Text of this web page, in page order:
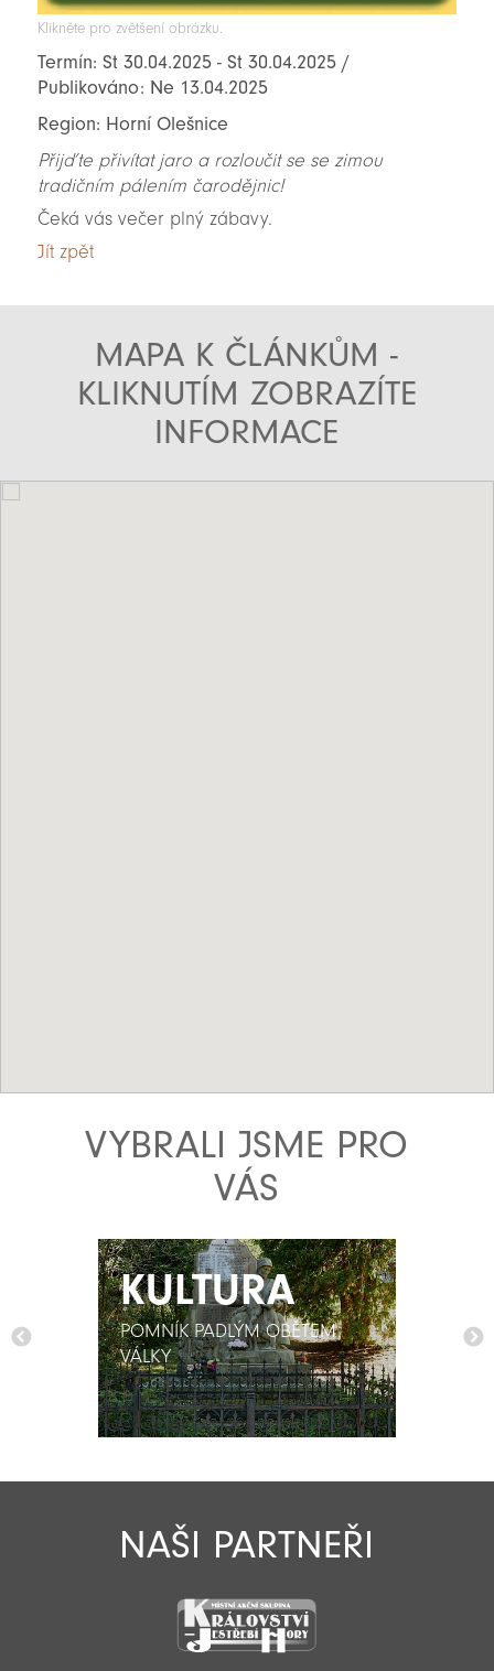
Klikněte pro zvětšení obrázku.
Termín: St 30.04.2025 - St 30.04.2025 /
Publikováno: Ne 13.04.2025
Region: Horní Olešnice
Přijďte přivítat jaro a rozloučit se se zimou
tradičním pálením čarodějnic!
Čeká vás večer plný zábavy.
Jít zpět
MAPA K ČLÁNKŮM -
KLIKNUTÍM ZOBRAZÍTE
INFORMACE
VYBRALI JSME PRO
VÁS
KULTURA
POMNÍK PADLÝM OBĚTEM
VÁLKY
KULTURA
POMNÍK PADLÝM OBĚTEM
VÁLKY
NAŠI PARTNEŘI